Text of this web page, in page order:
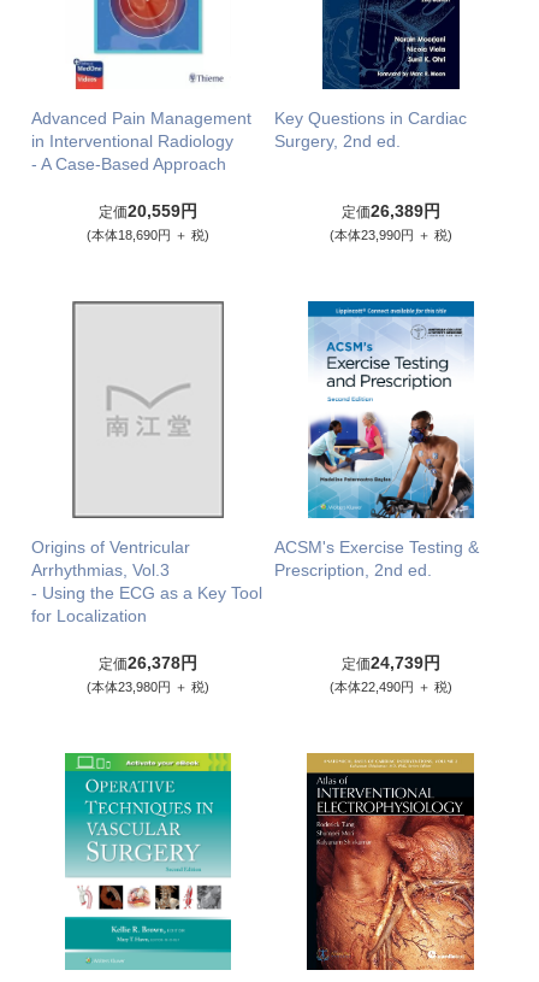
Advanced Pain Management
in Interventional Radiology
- A Case-Based Approach
定価20,559円
(本体18,690円 ＋ 税)
Key Questions in Cardiac
Surgery, 2nd ed.
定価26,389円
(本体23,990円 ＋ 税)
Origins of Ventricular
Arrhythmias, Vol.3
- Using the ECG as a Key Tool
for Localization
定価26,378円
(本体23,980円 ＋ 税)
ACSM's Exercise Testing &
Prescription, 2nd ed.
定価24,739円
(本体22,490円 ＋ 税)